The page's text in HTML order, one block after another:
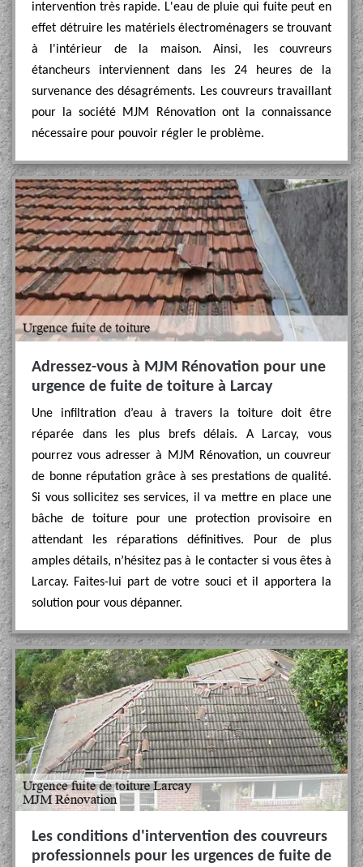
intervention très rapide. L'eau de pluie qui fuite peut en
effet détruire les matériels électroménagers se trouvant
à l'intérieur de la maison. Ainsi, les couvreurs
étancheurs interviennent dans les 24 heures de la
survenance des désagréments. Les couvreurs travaillant
pour la société MJM Rénovation ont la connaissance
nécessaire pour pouvoir régler le problème.
Adressez-vous à MJM Rénovation pour une
urgence de fuite de toiture à Larcay
Une infiltration d’eau à travers la toiture doit être
réparée dans les plus brefs délais. A Larcay, vous
pourrez vous adresser à MJM Rénovation, un couvreur
de bonne réputation grâce à ses prestations de qualité.
Si vous sollicitez ses services, il va mettre en place une
bâche de toiture pour une protection provisoire en
attendant les réparations définitives. Pour de plus
amples détails, n’hésitez pas à le contacter si vous êtes à
Larcay. Faites-lui part de votre souci et il apportera la
solution pour vous dépanner.
Les conditions d'intervention des couvreurs
professionnels pour les urgences de fuite de